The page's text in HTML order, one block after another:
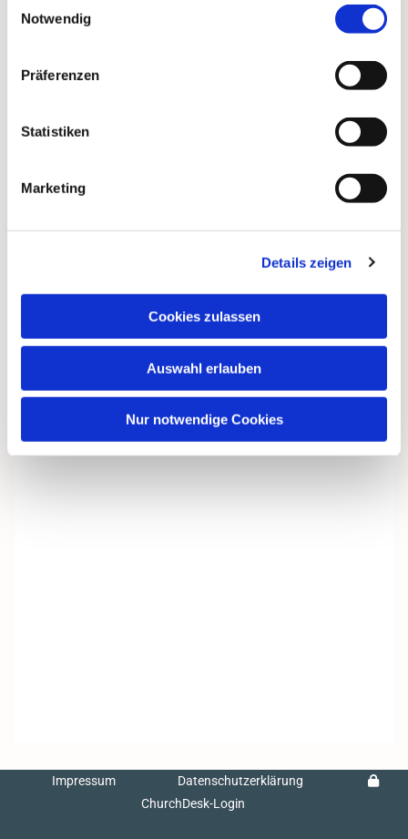
Notwendig
Präferenzen
Statistiken
Marketing
Details zeigen
Cookies zulassen
Auswahl erlauben
Nur notwendige Cookies
Dies könnte Sie auch
Impressum
Datenschutzerklärung
ChurchDesk-Login